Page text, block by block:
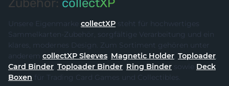
Zubehör: collectXP
Unsere Eigenmarke collectXP steht für hochwertiges
Sammelkarten-Zubehör, sorgfältige Verarbeitung und ein
klares, modernes Design. Zum Sortiment gehören unter
anderem collectXP Sleeves, Magnetic Holder, Toploader,
Card Binder, Toploader Binder, Ring Binder sowie Deck
Boxen für Trading Card Games und Collectibles.